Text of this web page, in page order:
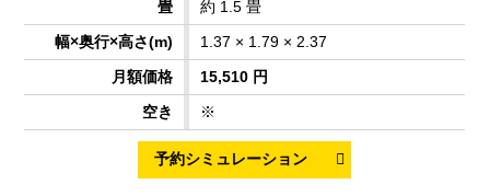
約 1.5 畳
1.37 × 1.79 × 2.37
15,510 円
※